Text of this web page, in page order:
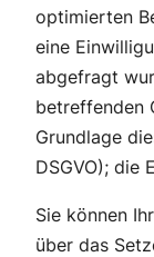
optimierten
eine
abgefragt
betreffenden
Grundlage
DSGVO); die
Sie können
über das